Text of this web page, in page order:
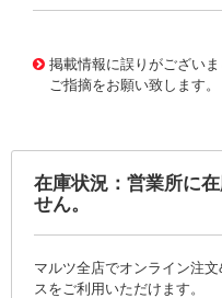
掲載情報に誤りがござい
ご指摘をお願い致します。
在庫状況：営業所に
せん。
マルツ全店でオンライン注
スをご利用いただけます。